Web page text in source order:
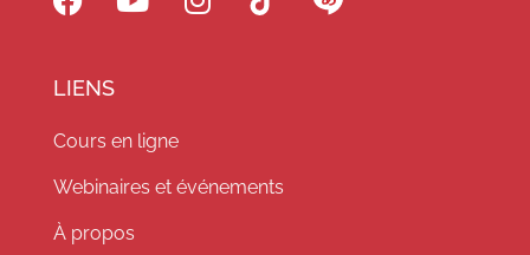
LIENS
Cours en ligne
Webinaires et événements
À propos